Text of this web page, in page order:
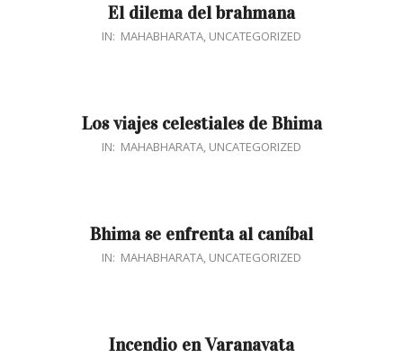
El dilema del brahmana
IN: MAHABHARATA, UNCATEGORIZED
Los viajes celestiales de Bhima
IN: MAHABHARATA, UNCATEGORIZED
Bhima se enfrenta al caníbal
IN: MAHABHARATA, UNCATEGORIZED
Incendio en Varanavata